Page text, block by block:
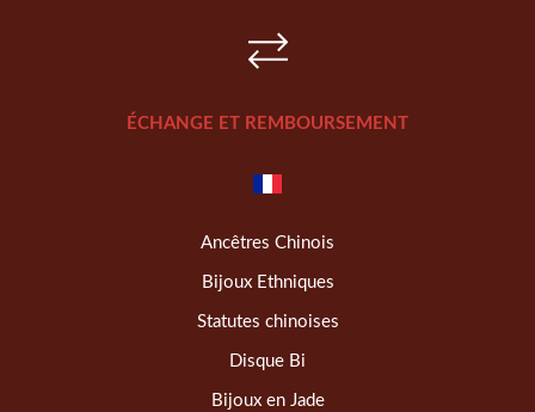
ÉCHANGE ET REMBOURSEMENT
Ancêtres Chinois
Bijoux Ethniques
Statutes chinoises
Disque Bi
Bijoux en Jade